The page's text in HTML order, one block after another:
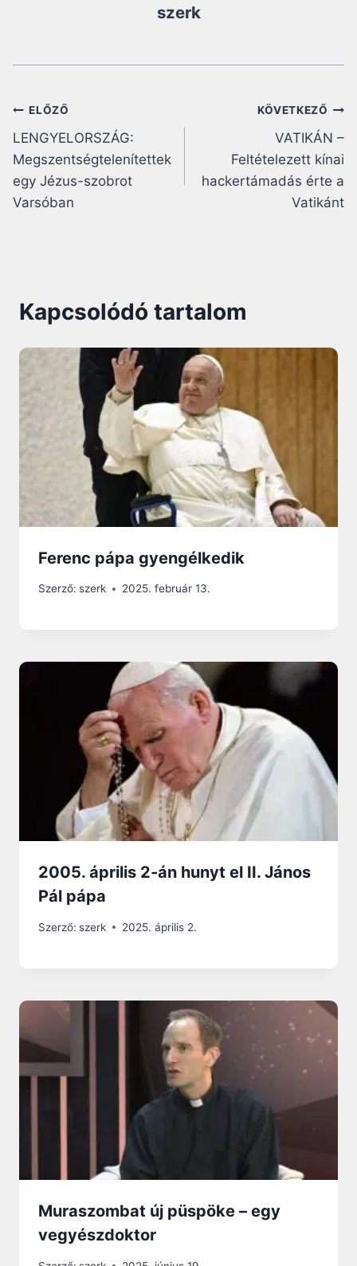
szerk
Bejegyzés
navigáció
ELŐZŐ
LENGYELORSZÁG:
Megszentségtelenítettek
egy Jézus-szobrot
Varsóban
KÖVETKEZŐ
VATIKÁN –
Feltételezett kínai
hackertámadás érte a
Vatikánt
Kapcsolódó tartalom
Ferenc pápa gyengélkedik
Szerző: szerk 2025. február 13.
2005. április 2-án hunyt el II. János
Pál pápa
Szerző: szerk 2025. április 2.
Muraszombat új püspöke – egy
vegyészdoktor